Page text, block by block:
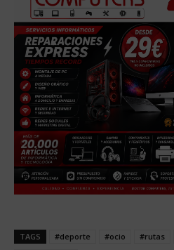
TAGS #deporte #ocio #rutas